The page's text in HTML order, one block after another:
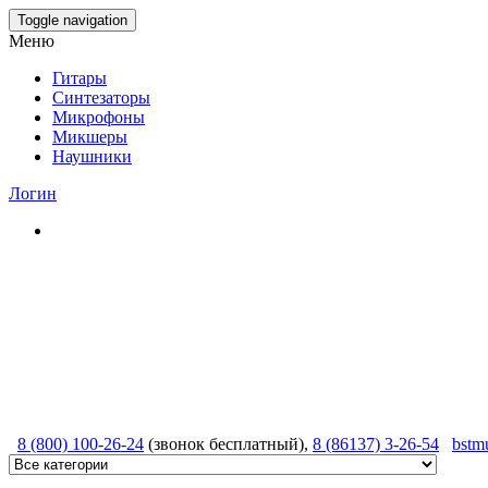
Skip
to
content
Toggle navigation
Меню
Гитары
Синтезаторы
Микрофоны
Микшеры
Наушники
Логин
8 (800) 100-26-24 (звонок бесплатный), 8 (86137) 3-26-54